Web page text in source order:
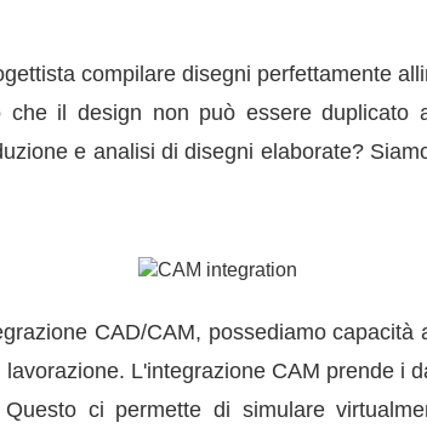
compilare disegni perfettamente
il design non può essere duplicato
e analisi di disegni elaborate?
CAD/CAM, possediamo
L'integrazione CAM prende i
ci permette di simulare